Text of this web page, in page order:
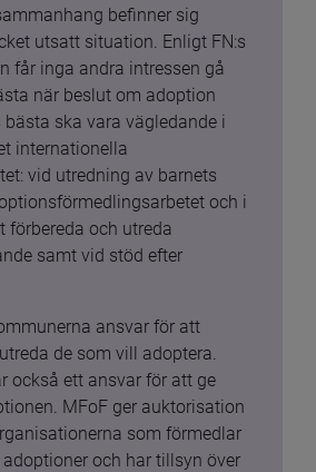
befinner sig
utsatt situation. Enligt FN:s
får inga andra intressen gå
när beslut om adoption
ska vara vägledande i
internationella
vid utredning av barnets
och i
förbereda och utreda
samt vid stöd efter
ansvar för att
de som vill adoptera.
också ett ansvar för att ge
MFoF ger auktorisation
som förmedlar
och har tillsyn över